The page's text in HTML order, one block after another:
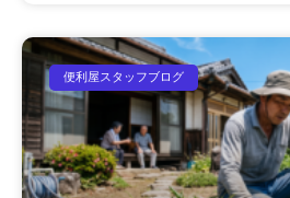
便利屋スタッフブログ